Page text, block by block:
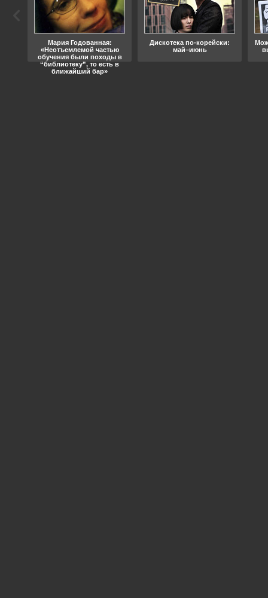
Мария Годованная:
«Неотъемлемой частью
обучения были походы в
“библиотеку”, то есть в
ближайший бар»
Дискотека по-корейски:
май–июнь